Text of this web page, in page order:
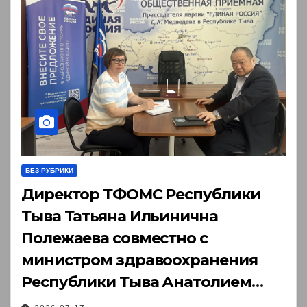
БЕЗ РУБРИКИ
Директор ТФОМС Республики
Тыва Татьяна Ильинична
Полежаева совместно с
министром здравоохранения
Республики Тыва Анатолием